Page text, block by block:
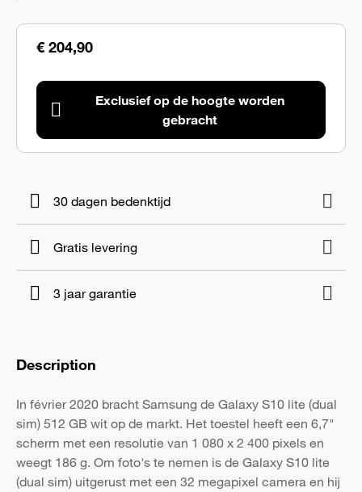
€ 204,90
Exclusief op de hoogte worden
gebracht
30 dagen bedenktijd
Gratis levering
3 jaar garantie
Description
In février 2020 bracht Samsung de Galaxy S10 lite (dual
sim) 512 GB wit op de markt. Het toestel heeft een 6,7"
scherm met een resolutie van 1 080 x 2 400 pixels en
weegt 186 g. Om foto's te nemen is de Galaxy S10 lite
(dual sim) uitgerust met een 32 megapixel camera en hij